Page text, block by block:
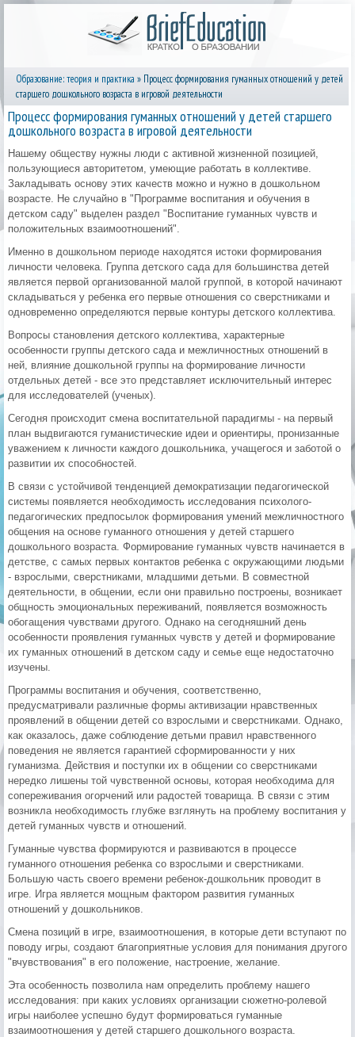
Образование: теория и практика » Процесс формирования гуманных отношений у детей
старшего дошкольного возраста в игровой деятельности
Процесс формирования гуманных отношений у детей старшего
дошкольного возраста в игровой деятельности
Нашему обществу нужны люди с активной жизненной позицией,
пользующиеся авторитетом, умеющие работать в коллективе.
Закладывать основу этих качеств можно и нужно в дошкольном
возрасте. Не случайно в "Программе воспитания и обучения в
детском саду" выделен раздел "Воспитание гуманных чувств и
положительных взаимоотношений".
Именно в дошкольном периоде находятся истоки формирования
личности человека. Группа детского сада для большинства детей
является первой организованной малой группой, в которой начинают
складываться у ребенка его первые отношения со сверстниками и
одновременно определяются первые контуры детского коллектива.
Вопросы становления детского коллектива, характерные
особенности группы детского сада и межличностных отношений в
ней, влияние дошкольной группы на формирование личности
отдельных детей - все это представляет исключительный интерес
для исследователей (ученых).
Сегодня происходит смена воспитательной парадигмы - на первый
план выдвигаются гуманистические идеи и ориентиры, пронизанные
уважением к личности каждого дошкольника, учащегося и заботой о
развитии их способностей.
В связи с устойчивой тенденцией демократизации педагогической
системы появляется необходимость исследования психолого-
педагогических предпосылок формирования умений межличностного
общения на основе гуманного отношения у детей старшего
дошкольного возраста. Формирование гуманных чувств начинается в
детстве, с самых первых контактов ребенка с окружающими людьми
- взрослыми, сверстниками, младшими детьми. В совместной
деятельности, в общении, если они правильно построены, возникает
общность эмоциональных переживаний, появляется возможность
обогащения чувствами другого. Однако на сегодняшний день
особенности проявления гуманных чувств у детей и формирование
их гуманных отношений в детском саду и семье еще недостаточно
изучены.
Программы воспитания и обучения, соответственно,
предусматривали различные формы активизации нравственных
проявлений в общении детей со взрослыми и сверстниками. Однако,
как оказалось, даже соблюдение детьми правил нравственного
поведения не является гарантией сформированности у них
гуманизма. Действия и поступки их в общении со сверстниками
нередко лишены той чувственной основы, которая необходима для
сопереживания огорчений или радостей товарища. В связи с этим
возникла необходимость глубже взглянуть на проблему воспитания у
детей гуманных чувств и отношений.
Гуманные чувства формируются и развиваются в процессе
гуманного отношения ребенка со взрослыми и сверстниками.
Большую часть своего времени ребенок-дошкольник проводит в
игре. Игра является мощным фактором развития гуманных
отношений у дошкольников.
Смена позиций в игре, взаимоотношения, в которые дети вступают по
поводу игры, создают благоприятные условия для понимания другого
"вчувствования" в его положение, настроение, желание.
Эта особенность позволила нам определить проблему нашего
исследования: при каких условиях организации сюжетно-ролевой
игры наиболее успешно будут формироваться гуманные
взаимоотношения у детей старшего дошкольного возраста.